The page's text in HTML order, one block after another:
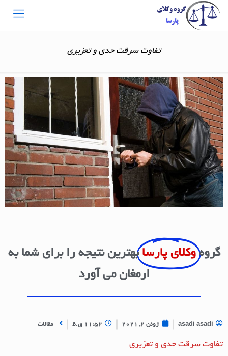
تفاوت سرقت حدی و تعزیری
گروه وکلای پارسا بهترین نتیجه را برای شما به
ارمغان می آورد
asadi asadi ژوئن 2, 2021 11:52 ق.ظ مقالات
تفاوت سرقت حدی و تعزیری